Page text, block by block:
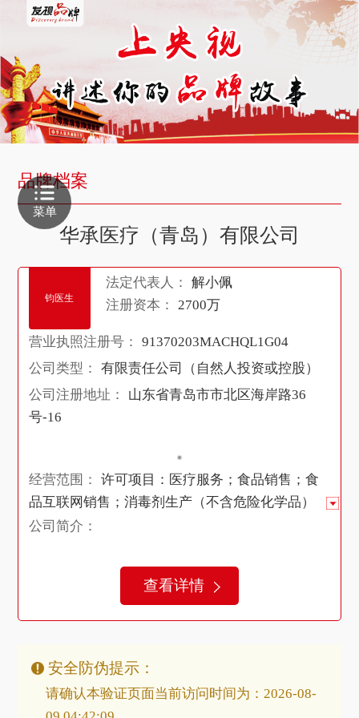
品牌档案
华承医疗（青岛）有限公司
钧医生
法定代表人：
解小佩
注册资本：
2700万
营业执照注册号：
91370203MACHQL1G04
公司类型：
有限责任公司（自然人投资或控股）
公司注册地址：
山东省青岛市市北区海岸路36
号-16
经营范围：
许可项目：医疗服务；食品销售；食
品互联网销售；消毒剂生产（不含危险化学品）
【分支机构经营】；第三类医疗设备租赁；医疗
（依法须经批准的项目，经相关部门批准后方可
开展经营活动，具体经营项目以相关部门批准文
算机软硬件及辅助设备批发；集成电路芯片及产
批发；电子元器件零售；食品销售（仅销售预包
公司简介：
查看详情
安全防伪提示：
请确认本验证页面当前访问时间为：2026-08-
菜单